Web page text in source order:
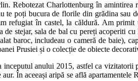
Rebotezat Charlottenburg în amintirea
poți bucura de florile din grădina sau
refugiat în castel, la căldură. Am
stejar, sala de bal cu pereți acoperiti
baroc, includeau o cameră de baie),
Prusiei și o colecție de obiecte
anului 2015, astfel ca
În aceeași aripă se află